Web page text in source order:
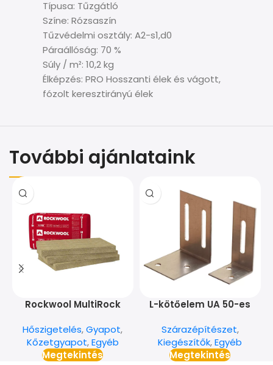
Típusa: Tűzgátló
Színe: Rózsaszín
Tűzvédelmi osztály: A2-s1,d0
Páraállóság: 70 %
Súly / m²: 10,2 kg
Élképzés: PRO Hosszanti élek és vágott,
fózolt keresztirányú élek
További ajánlataink
Rockwool MultiRock
Hőszigetelés,Gyapot,
Kőzetgyapot,Egyéb
Megtekintés
L-kötőelem UA 50-es
Szárazépítészet,
Kiegészítők,Egyéb
Megtekintés